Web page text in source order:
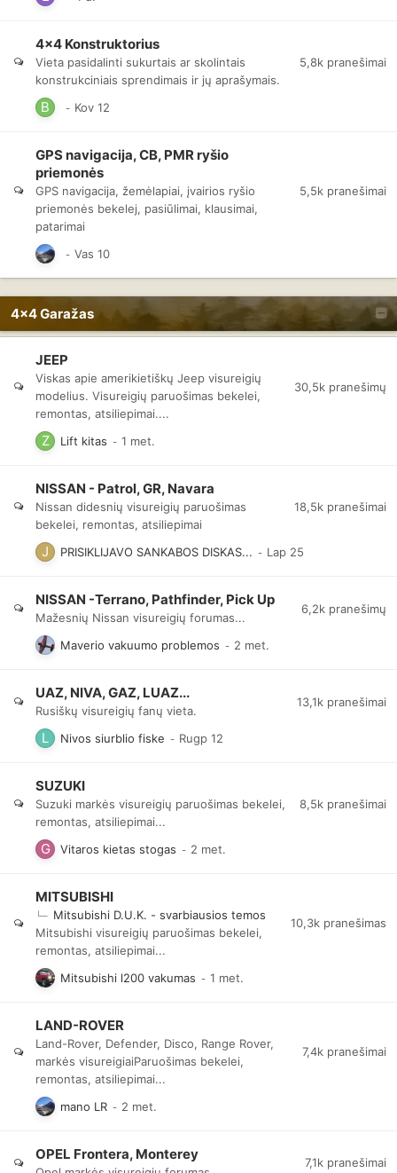
4x4 Konstruktorius
Vieta pasidalinti sukurtais ar skolintais
konstrukciniais sprendimais ir jų aprašymais.
5,8k pranešimai
GPS navigacija, CB, PMR ryšio
priemonės
GPS navigacija, žemėlapiai, įvairios ryšio
priemonės bekelej, pasiūlimai, klausimai,
patarimai
5,5k pranešimai
4x4 Garažas
JEEP
Viskas apie amerikietiškų Jeep visureigių
modelius. Visureigių paruošimas bekelei,
remontas, atsiliepimai....
30,5k pranešimų
Lift kitas
NISSAN - Patrol, GR, Navara
Nissan didesnių visureigių paruošimas
bekelei, remontas, atsiliepimai
18,5k pranešimai
PRISIKLIJAVO SANKABOS DISKAS...
NISSAN -Terrano, Pathfinder, Pick Up
Mažesnių Nissan visureigių forumas...
6,2k pranešimų
Maverio vakuumo problemos
UAZ, NIVA, GAZ, LUAZ...
Rusiškų visureigių fanų vieta.
13,1k pranešimai
Nivos siurblio fiske
SUZUKI
Suzuki markės visureigių paruošimas bekelei,
remontas, atsiliepimai...
8,5k pranešimai
Vitaros kietas stogas
MITSUBISHI
Mitsubishi D.U.K. - svarbiausios temos
Mitsubishi visureigių paruošimas bekelei,
remontas, atsiliepimai...
10,3k pranešimas
Mitsubishi l200 vakumas
LAND-ROVER
Land-Rover, Defender, Disco, Range Rover,
markės visureigiaiParuošimas bekelei,
remontas, atsiliepimai...
7,4k pranešimai
mano LR
OPEL Frontera, Monterey
7,1k pranešimai